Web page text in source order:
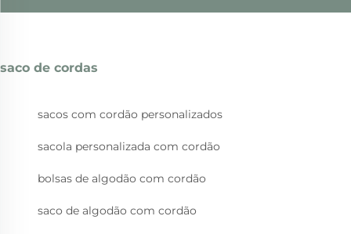
saco de cordas
sacos com cordão personalizados
sacola personalizada com cordão
bolsas de algodão com cordão
saco de algodão com cordão